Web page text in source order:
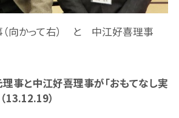
向かって右） と 中江好喜理事
事と中江好喜理事が「おもてなし実
13.12.19）